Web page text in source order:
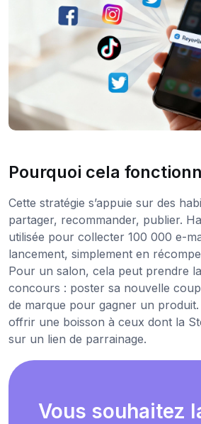
Pourquoi cela
Cette stratégie s’appuie sur des
partager, recommander, publier.
utilisée pour collecter 100 000 e-
lancement, simplement en
Pour un salon, cela peut prendre
concours : poster sa nouvelle
de marque pour gagner un
offrir une boisson à ceux dont la
sur un lien de parrainage.
Vous souhaitez